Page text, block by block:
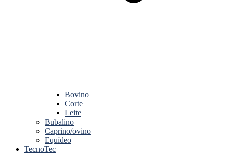
Bovino
Corte
Leite
Bubalino
Caprino/ovino
Equídeo
TecnoTec